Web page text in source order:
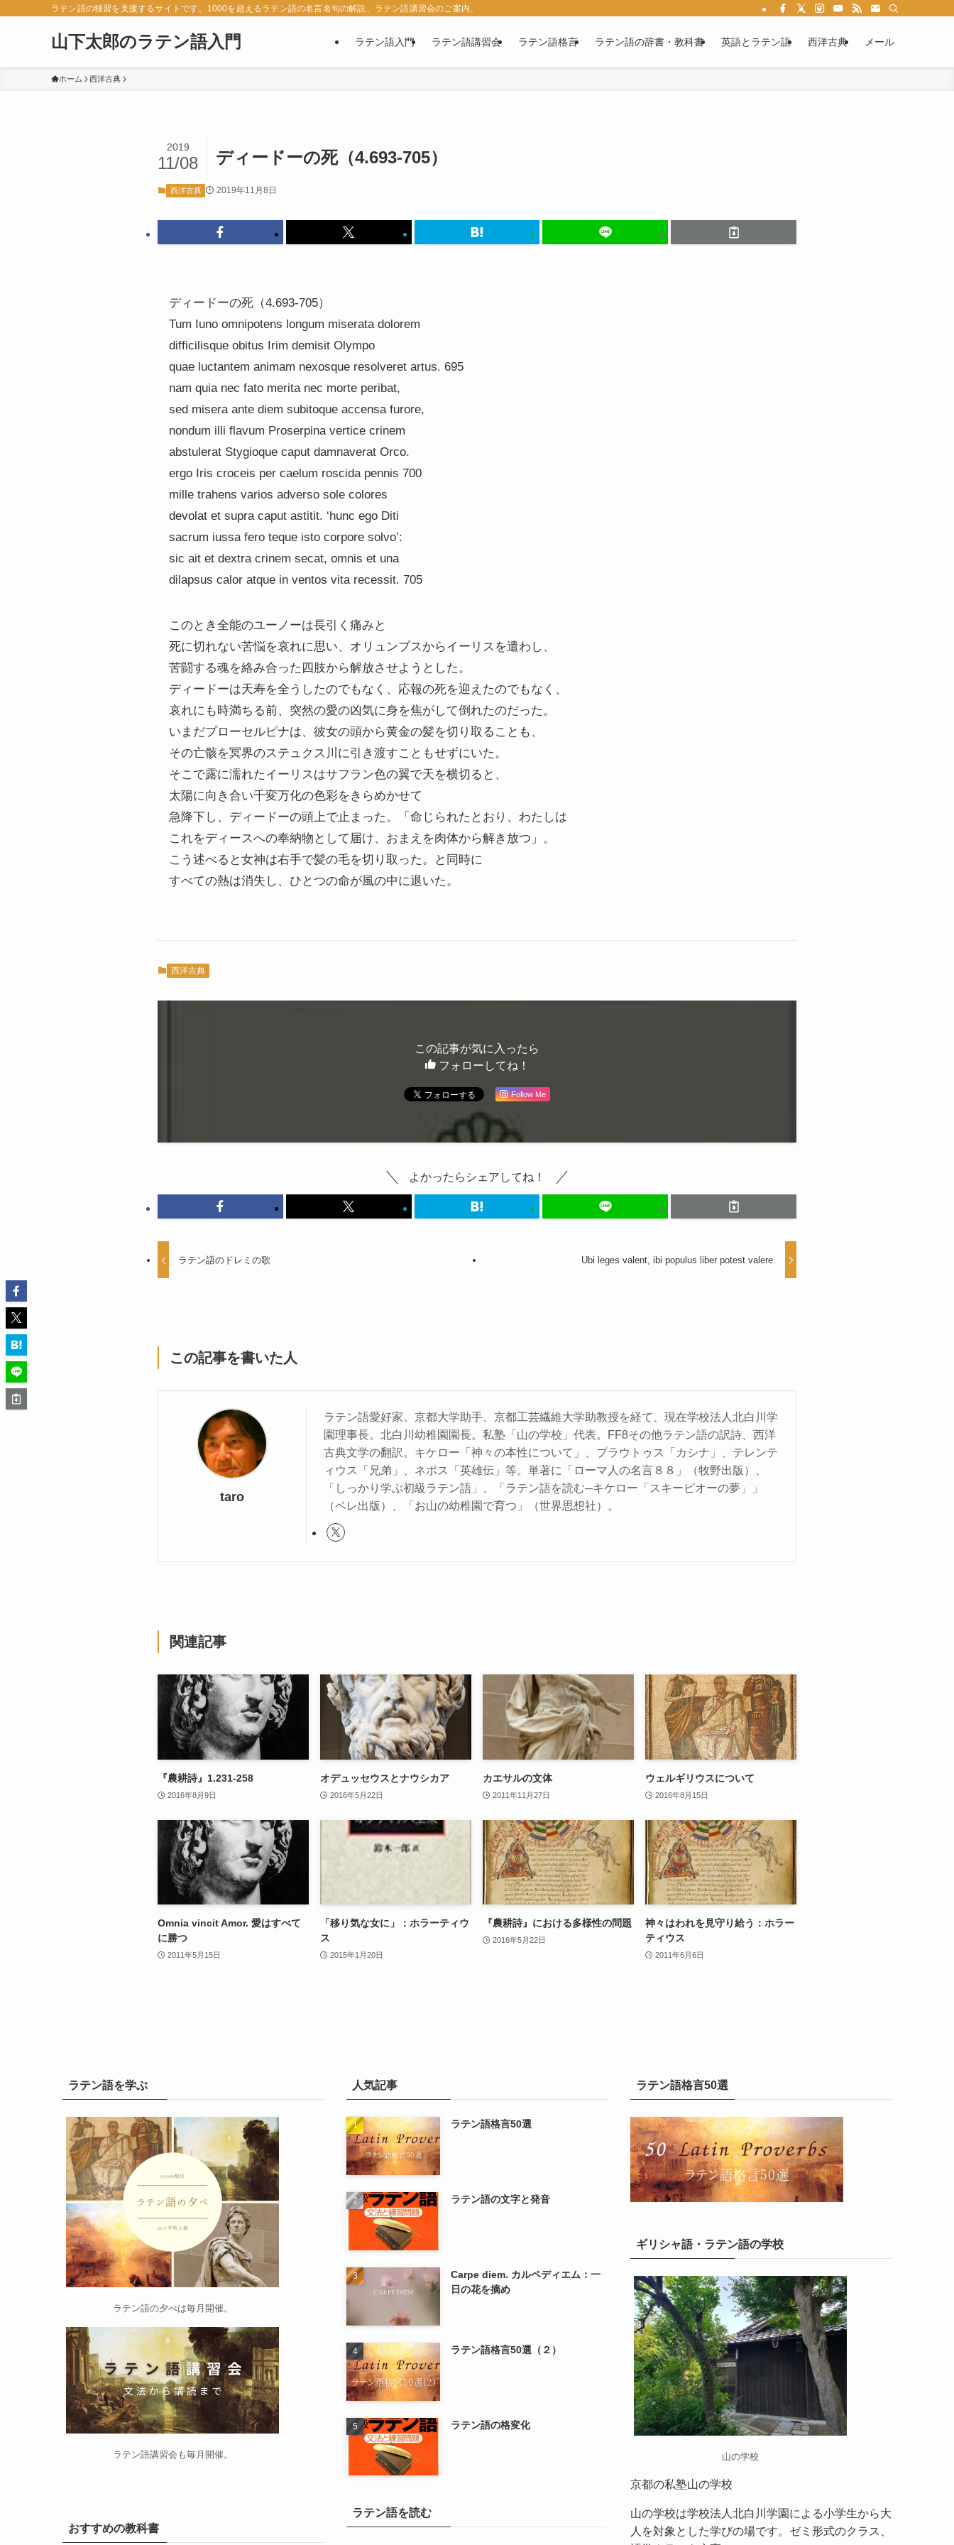
ラテン語の独習を支援するサイトです。1000を超えるラテン語の名言名句の解説、ラテン語講習会のご案内、西洋古典の紹介など、ラテン語に関する情報満載です。ラテン語文法を学べば、あなたもカエサルやウェルギリウスの作
山下太郎のラテン語入門 ラテン語入門 ラテン語講習会 ラテン語格言 ラテン語の辞書・教科書 英語とラテン語 西洋古典 メール
ホーム 西洋古典
ディードーの死（4.693-705）
2019
11/08
西洋古典 2019年11月8日
ディードーの死（4.693-705）
Tum Iuno omnipotens longum miserata dolorem
difficilisque obitus Irim demisit Olympo
quae luctantem animam nexosque resolveret artus. 695
nam quia nec fato merita nec morte peribat,
sed misera ante diem subitoque accensa furore,
nondum illi flavum Proserpina vertice crinem
abstulerat Stygioque caput damnaverat Orco.
ergo Iris croceis per caelum roscida pennis 700
mille trahens varios adverso sole colores
devolat et supra caput astitit. ‘hunc ego Diti
sacrum iussa fero teque isto corpore solvo’:
sic ait et dextra crinem secat, omnis et una
dilapsus calor atque in ventos vita recessit. 705
このとき全能のユーノーは長引く痛みと
死に切れない苦悩を哀れに思い、オリュンプスからイーリスを遣わし、
苦闘する魂を絡み合った四肢から解放させようとした。
ディードーは天寿を全うしたのでもなく、応報の死を迎えたのでもなく、
哀れにも時満ちる前、突然の愛の凶気に身を焦がして倒れたのだった。
いまだプローセルピナは、彼女の頭から黄金の髪を切り取ることも、
その亡骸を冥界のステュクス川に引き渡すこともせずにいた。
そこで露に濡れたイーリスはサフラン色の翼で天を横切ると、
太陽に向き合い千変万化の色彩をきらめかせて
急降下し、ディードーの頭上で止まった。「命じられたとおり、わたしは
これをディースへの奉納物として届け、おまえを肉体から解き放つ」。
こう述べると女神は右手で髪の毛を切り取った。と同時に
すべての熱は消失し、ひとつの命が風の中に退いた。
西洋古典
この記事が気に入ったら
フォローしてね！
Follow Me
よかったらシェアしてね！
ラテン語のドレミの歌 Ubi leges valent, ibi populus liber potest valere.
この記事を書いた人
taro
ラテン語愛好家。京都大学助手、京都工芸繊維大学助教授を経て、現在学校法人北白川学
園理事長。北白川幼稚園園長。私塾「山の学校」代表。FF8その他ラテン語の訳詩、西洋
古典文学の翻訳。キケロー「神々の本性について」、プラウトゥス「カシナ」、テレンテ
ィウス「兄弟」、ネポス「英雄伝」等。単著に「ローマ人の名言８８」（牧野出版）、
「しっかり学ぶ初級ラテン語」、「ラテン語を読む─キケロー「スキーピオーの夢」」
（ベレ出版）、「お山の幼稚園で育つ」（世界思想社）。
関連記事
『農耕詩』1.231-258
2016年8月9日
オデュッセウスとナウシカア
2016年5月22日
カエサルの文体
2011年11月27日
ウェルギリウスについて
2016年8月15日
Omnia vincit Amor. 愛はすべて
に勝つ
2011年5月15日
「移り気な女に」：ホラーティウ
ス
2015年1月20日
『農耕詩』における多様性の問題
2016年5月22日
神々はわれを見守り給う：ホラー
ティウス
2011年6月6日
ラテン語を学ぶ
ラテン語の夕べは毎月開催。
ラテン語講習会 も毎月開催。
おすすめの教科書
人気記事
ラテン語格言50選
ラテン語の文字と発音
Carpe diem. カルペディエム：一
日の花を摘め
ラテン語格言50選（２）
ラテン語の格変化
ラテン語を読む
ラテン語格言50選
ギリシャ語・ラテン語の学校
山の学校
京都の私塾山の学校
山の学校は学校法人北白川学園による小学生から大
人を対象とした学びの場です。ゼミ形式のクラス、